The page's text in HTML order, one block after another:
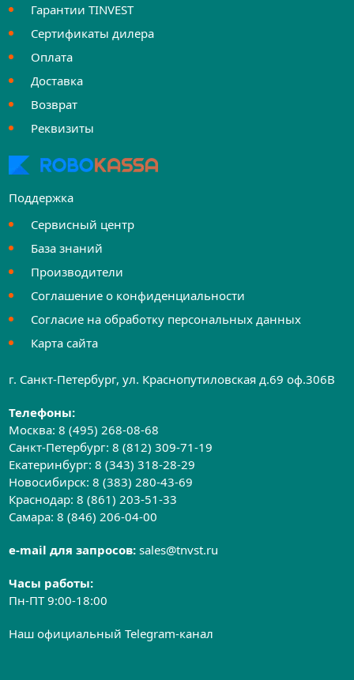
Гарантии TINVEST
Сертификаты дилера
Оплата
Доставка
Возврат
Реквизиты
Поддержка
Сервисный центр
База знаний
Производители
Соглашение о конфиденциальности
Согласие на обработку персональных данных
Карта сайта
г. Санкт-Петербург, ул. Краснопутиловская д.69 оф.306B
Телефоны:
Москва:8 (495) 268-08-68
Санкт-Петербург:8 (812) 309-71-19
Екатеринбург:8 (343) 318-28-29
Новосибирск:8 (383) 280-43-69
Краснодар:8 (861) 203-51-33
Самара:8 (846) 206-04-00
e-mail для запросов:sales@tnvst.ru
Часы работы:
Пн-ПТ 9:00-18:00
Наш официальный Telegram-канал